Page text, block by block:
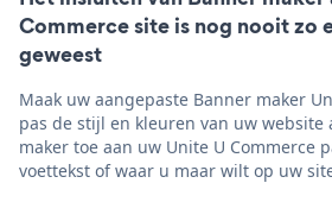
Commerce site is nog nooit zo
geweest
Maak uw aangepaste Banner maker
pas de stijl en kleuren van uw website
maker toe aan uw Unite U Commerce
voettekst of waar u maar wilt op uw